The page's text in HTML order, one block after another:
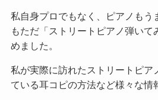
私自身プロでもなく、ピアノもう
もただ「ストリートピアノ弾いて
めました。
私が実際に訪れたストリートピア
ている耳コピの方法など様々な情